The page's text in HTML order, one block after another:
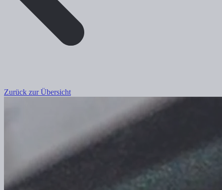
Zurück zur Übersicht